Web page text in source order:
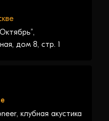
дом 8, стр. 1
клубная акустика